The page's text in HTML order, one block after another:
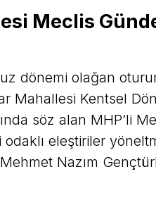
Meclis
dönemi olağan
Mahallesi Kentsel
söz alan MHP’li
eleştiriler
Nazım